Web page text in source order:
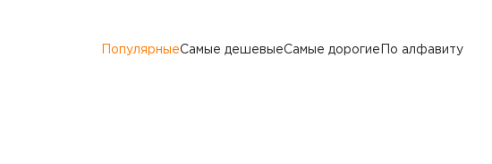
ПопулярныеСамые дешевыеСамые дорогие По алфавиту